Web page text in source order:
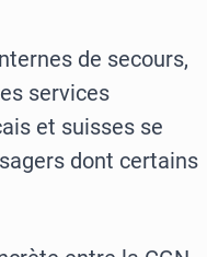
de secours,
services
et suisses se
dont certains